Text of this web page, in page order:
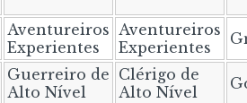
Aventureiros
Experientes
Aventureiros
Experientes
Guerreiro de
Alto Nível
Clérigo de
Alto Nível